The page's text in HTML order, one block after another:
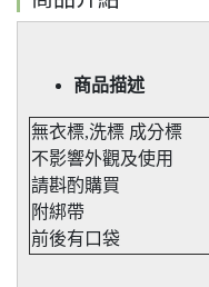
商品描述
無衣標,洗標 成分標
不影響外觀及使用
請斟酌購買
附綁帶
前後有口袋